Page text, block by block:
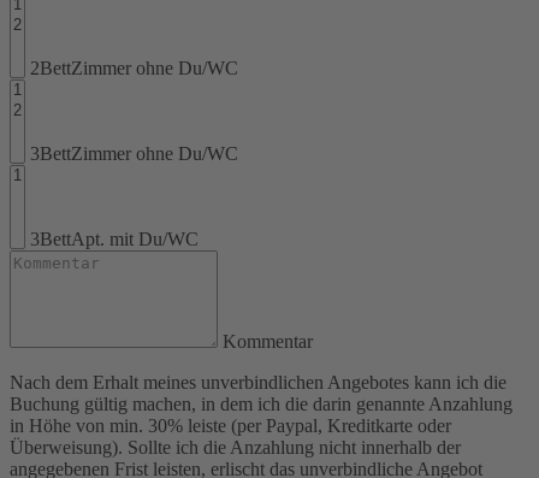
2BettZimmer ohne Du/WC
3BettZimmer ohne Du/WC
3BettApt. mit Du/WC
Kommentar
Nach dem Erhalt meines unverbindlichen Angebotes kann ich die
Buchung gültig machen, in dem ich die darin genannte Anzahlung
in Höhe von min. 30% leiste (per Paypal, Kreditkarte oder
Überweisung). Sollte ich die Anzahlung nicht innerhalb der
angegebenen Frist leisten, erlischt das unverbindliche Angebot